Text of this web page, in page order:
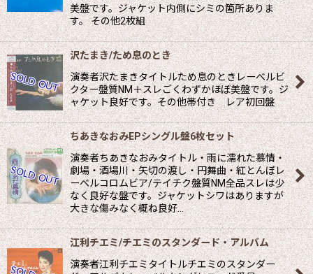
美盤です。ジャケット内側にシミの箇所ありま
す。 その他2枚組
沢たまき/ため息のとき
演奏者沢たまきタイトルため息のときレーべルビ
クター盤質NM＋スレごくわずかほぼ美盤です。ジ
ャケット良好です。その他帯付き レア初回盤
ちあきなおみEPシングル盤6枚セット
演奏者ちあきなおみタイトル・雨に濡れた慕情・
劇場・酒場川・矢切の渡し・円舞曲・紅とんぼレ
ーべルコロムビア/テイチク盤質NM全品スレは少
なく良好な盤です。ジャケットシワはありますが
大きな傷みなく概ね良好…
江利チエミ/チエミのスタンダード・アルバム
演奏者江利チエミタイトルチエミのスタンダー